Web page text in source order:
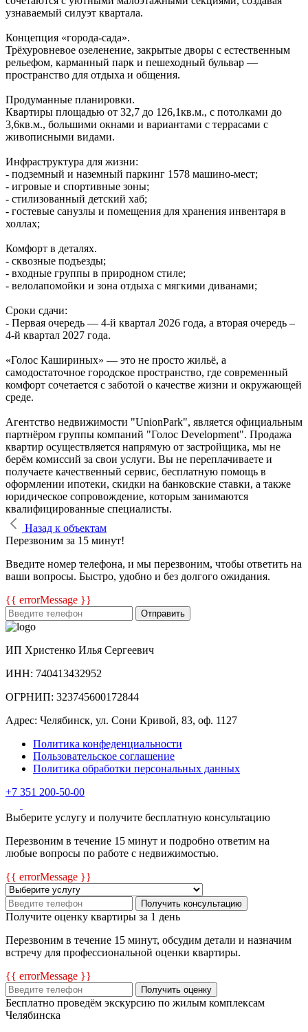
узнаваемый силуэт квартала.
Концепция «города‑сада».
Трёхуровневое озеленение, закрытые дворы с естественным
рельефом, карманный парк и пешеходный бульвар —
пространство для отдыха и общения.
Продуманные планировки.
Квартиры площадью от 32,7 до 126,1кв.м., с потолками до
3,6кв.м., большими окнами и вариантами с террасами с
живописными видами.
Инфраструктура для жизни:
- подземный и наземный паркинг 1578 машино‑мест;
- игровые и спортивные зоны;
- стилизованный детский хаб;
- гостевые санузлы и помещения для хранения инвентаря в
холлах;
Комфорт в деталях.
- сквозные подъезды;
- входные группы в природном стиле;
- велолапомойки и зона отдыха с мягкими диванами;
Сроки сдачи:
- Первая очередь — 4‑й квартал 2026 года, а вторая очередь –
4-й квартал 2027 года.
«Голос Кашириных» — это не просто жильё, а
самодостаточное городское пространство, где современный
комфорт сочетается с заботой о качестве жизни и окружающей
среде.
Агентство недвижимости "UnionPark", является официальным
партнёром группы компаний "Голос Development". Продажа
квартир осуществляется напрямую от застройщика, мы не
берём комиссий за свои услуги. Вы не переплачиваете и
получаете качественный сервис, бесплатную помощь в
оформлении ипотеки, скидки на банковские ставки, а также
юридическое сопровождение, которым занимаются
квалифицированные специалисты.
Назад к объектам
Перезвоним за 15 минут!
Введите номер телефона, и мы перезвоним, чтобы ответить на
ваши вопросы. Быстро, удобно и без долгого ожидания.
{{ errorMessage }}
Отправить
ИП Христенко Илья Сергеевич
ИНН: 740413432952
ОГРНИП: 323745600172844
Адрес: Челябинск, ул. Сони Кривой, 83, оф. 1127
Политика конфеденциальности
Пользовательское соглашение
Политика обработки персональных данных
+7 351 200-50-00
Выберите услугу и получите бесплатную консультацию
Перезвоним в течение 15 минут и подробно ответим на
любые вопросы по работе с недвижимостью.
{{ errorMessage }}
Получить консультацию
Получите оценку квартиры за 1 день
Перезвоним в течение 15 минут, обсудим детали и назначим
встречу для профессиональной оценки квартиры.
{{ errorMessage }}
Получить оценку
Бесплатно проведём экскурсию по жилым комплексам
Челябинска